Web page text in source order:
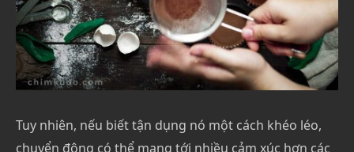
Tuy nhiên, nếu biết tận dụng nó một cách khéo léo,
chuyển động có thể mang tới nhiều cảm xúc hơn các